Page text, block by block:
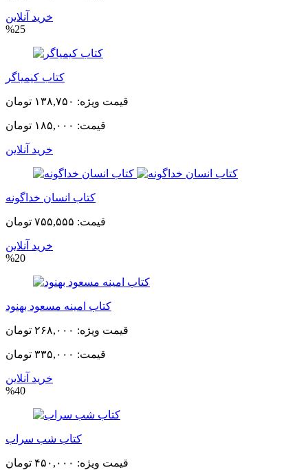
خرید آنلاین
%25
کتاب کیمیاگر
قیمت ویژه: ۱۳۸,۷۵۰ تومان
قیمت: ۱۸۵,۰۰۰ تومان
خرید آنلاین
کتاب انسان خداگونه
قیمت: ۷۵۵,۵۵۵ تومان
خرید آنلاین
%20
کتاب امینه مسعود بهنود
قیمت ویژه: ۲۶۸,۰۰۰ تومان
قیمت: ۳۳۵,۰۰۰ تومان
خرید آنلاین
%40
کتاب شب سراب
قیمت ویژه: ۴۵۰,۰۰۰ تومان